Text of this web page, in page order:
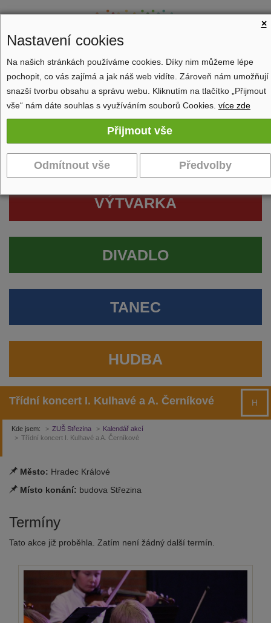
Zobrazit navigaci
VÝTVARKA
DIVADLO
TANEC
HUDBA
Třídní koncert I. Kulhavé a A. Černíkové H
Kde jsem: ZUŠ Střezina
Kalendář akcí
Třídní koncert I. Kulhavé a A. Černíkové
Město: Hradec Králové
Místo konání: budova Střezina
Termíny
Tato akce již proběhla. Zatím není žádný další termín.
×
Nastavení cookies
Na našich stránkách používáme cookies. Díky nim můžeme lépe
pochopit, co vás zajímá a jak náš web vidíte. Zároveň nám umožňují
snazší tvorbu obsahu a správu webu. Kliknutím na tlačítko „Přijmout
vše“ nám dáte souhlas s využíváním souborů Cookies. více zde